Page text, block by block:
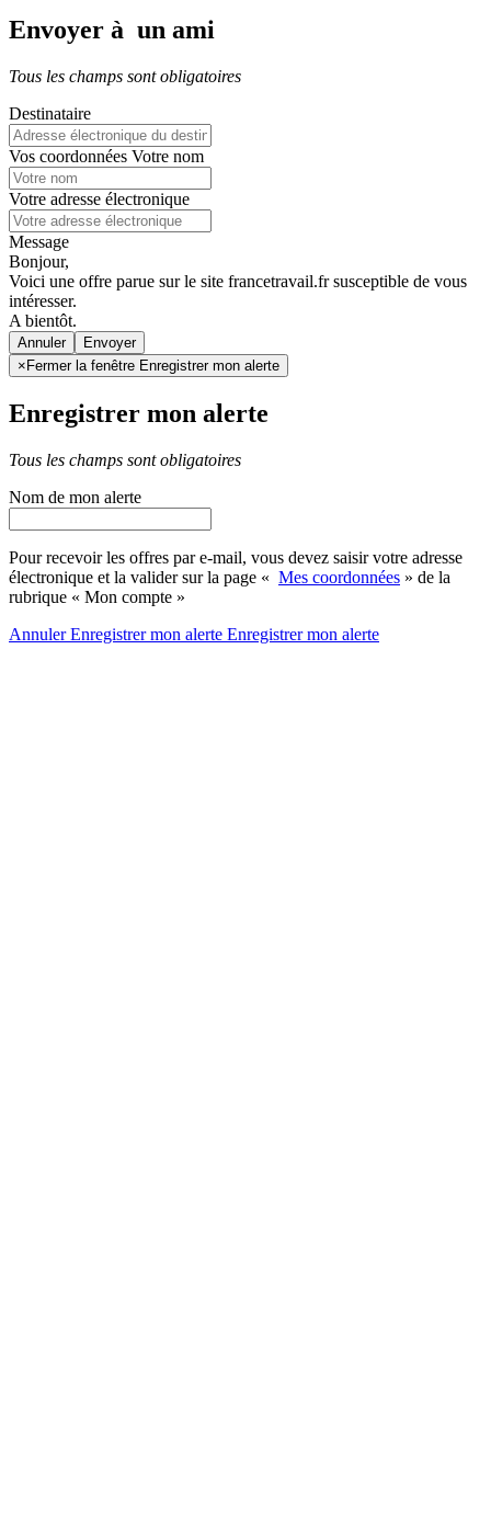
Envoyer à un ami
Tous les champs sont obligatoires
Destinataire
Vos coordonnées Votre nom
Votre adresse électronique
Message
Bonjour,
Voici une offre parue sur le site francetravail.fr susceptible de vous
intéresser.
A bientôt.
Annuler
× Fermer la fenêtre Enregistrer mon alerte
Enregistrer mon alerte
Tous les champs sont obligatoires
Nom de mon alerte
Pour recevoir les offres par e-mail, vous devez saisir votre adresse
électronique et la valider sur la page « Mes coordonnées » de la
rubrique « Mon compte »
AnnulerEnregistrer mon alerte Enregistrermon alerte